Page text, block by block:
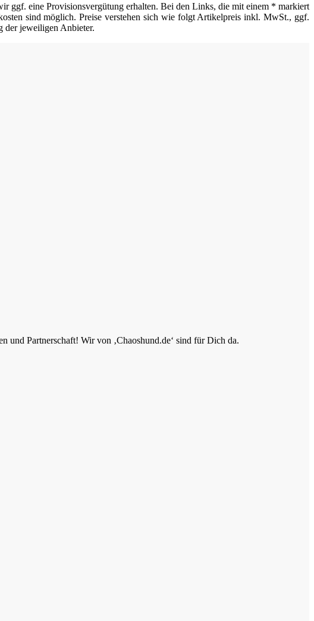
ggf. eine Provisionsvergütung erhalten. Bei den Links, die mit einem * markiert
sind möglich. Preise verstehen sich wie folgt Artikelpreis inkl. MwSt., ggf.
der jeweiligen Anbieter.
und Partnerschaft! Wir von ‚Chaoshund.de‘ sind für Dich da.